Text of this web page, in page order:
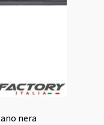
nera